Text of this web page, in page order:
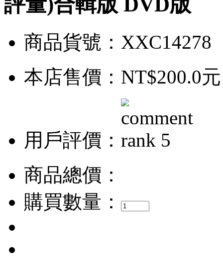
商品貨號：XXC14278
本店售價： NT$200.0元
用戶評價：
商品總價：
購買數量：